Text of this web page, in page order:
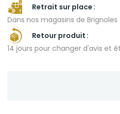
Retrait sur place
Dans nos magasins de
Retour produit
14 jours pour changer d'avis et